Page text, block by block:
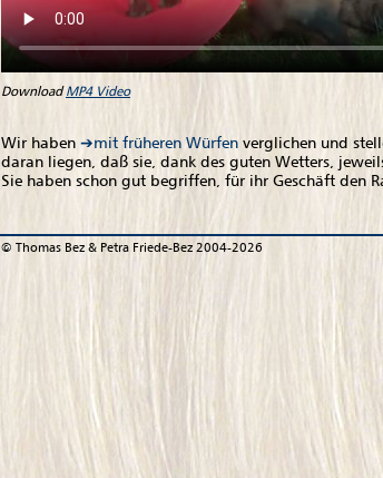
DownloadMP4 Video
Wir haben mit früheren Würfen verglichen und
daran liegen, daß sie, dank des guten Wetters,
Sie haben schon gut begriffen, für ihr Geschäft den
© Thomas Bez & Petra Friede-Bez 2004-2026